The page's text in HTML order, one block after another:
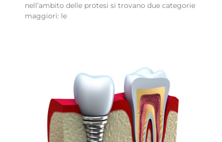
nell’ambito delle protesi si trovano due categorie
maggiori: le